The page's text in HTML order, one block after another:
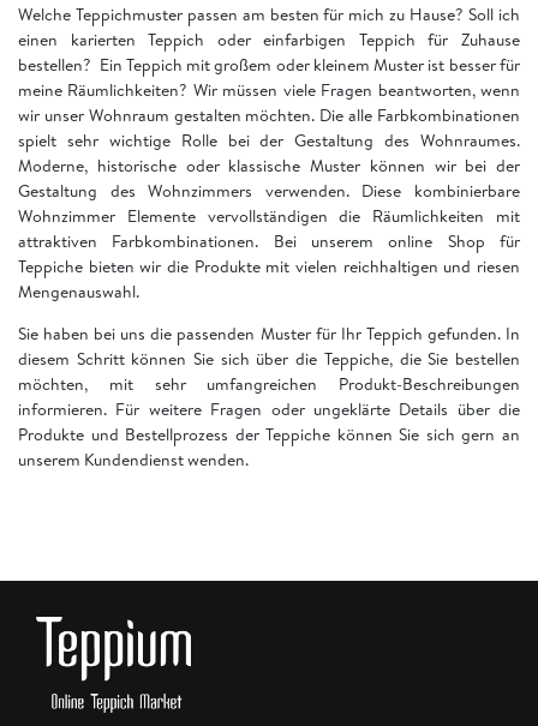
Welche Teppichmuster passen am besten für mich zu Hause? Soll ich
einen karierten Teppich oder einfarbigen Teppich für Zuhause
bestellen? Ein Teppich mit großem oder kleinem Muster ist besser für
meine Räumlichkeiten? Wir müssen viele Fragen beantworten, wenn
wir unser Wohnraum gestalten möchten. Die alle Farbkombinationen
spielt sehr wichtige Rolle bei der Gestaltung des Wohnraumes.
Moderne, historische oder klassische Muster können wir bei der
Gestaltung des Wohnzimmers verwenden. Diese kombinierbare
Wohnzimmer Elemente vervollständigen die Räumlichkeiten mit
attraktiven Farbkombinationen. Bei unserem online Shop für
Teppiche bieten wir die Produkte mit vielen reichhaltigen und riesen
Mengenauswahl.
Sie haben bei uns die passenden Muster für Ihr Teppich gefunden. In
diesem Schritt können Sie sich über die Teppiche, die Sie bestellen
möchten, mit sehr umfangreichen Produkt-Beschreibungen
informieren. Für weitere Fragen oder ungeklärte Details über die
Produkte und Bestellprozess der Teppiche können Sie sich gern an
unserem Kundendienst wenden.